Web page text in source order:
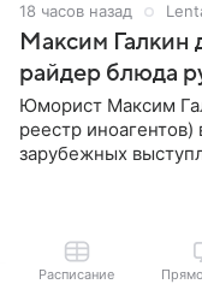
18 часов назад
Максим Галкин
райдер блюда
Юморист Максим
реестр
зарубежных
Расписание